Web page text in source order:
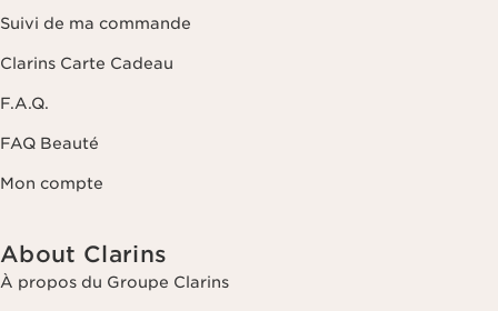
Suivi de ma commande
Clarins Carte Cadeau
F.A.Q.
FAQ Beauté
Mon compte
About Clarins
À propos du Groupe Clarins